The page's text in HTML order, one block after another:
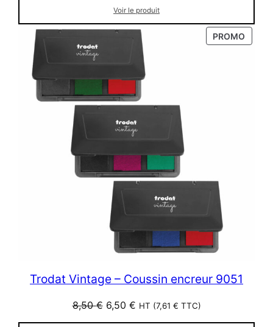
initial
était :
19,95 €.
actuel
est :
15,95 €.
Voir le produit
PROMO
EN
Trodat Vintage – Coussin encreur 9051
8,50€ Le
prix
6,50 €Le
prix
HT (7,61 € TTC)